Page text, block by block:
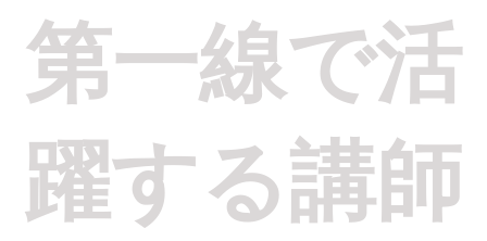
第一線で活
躍する講師